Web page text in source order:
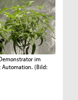
im
Automation.(Bild: